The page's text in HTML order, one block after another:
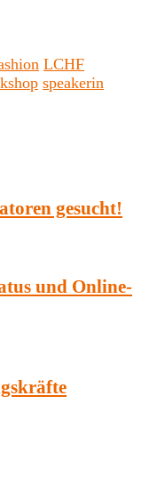
LCHF
speakerin
gesucht!
und Online-